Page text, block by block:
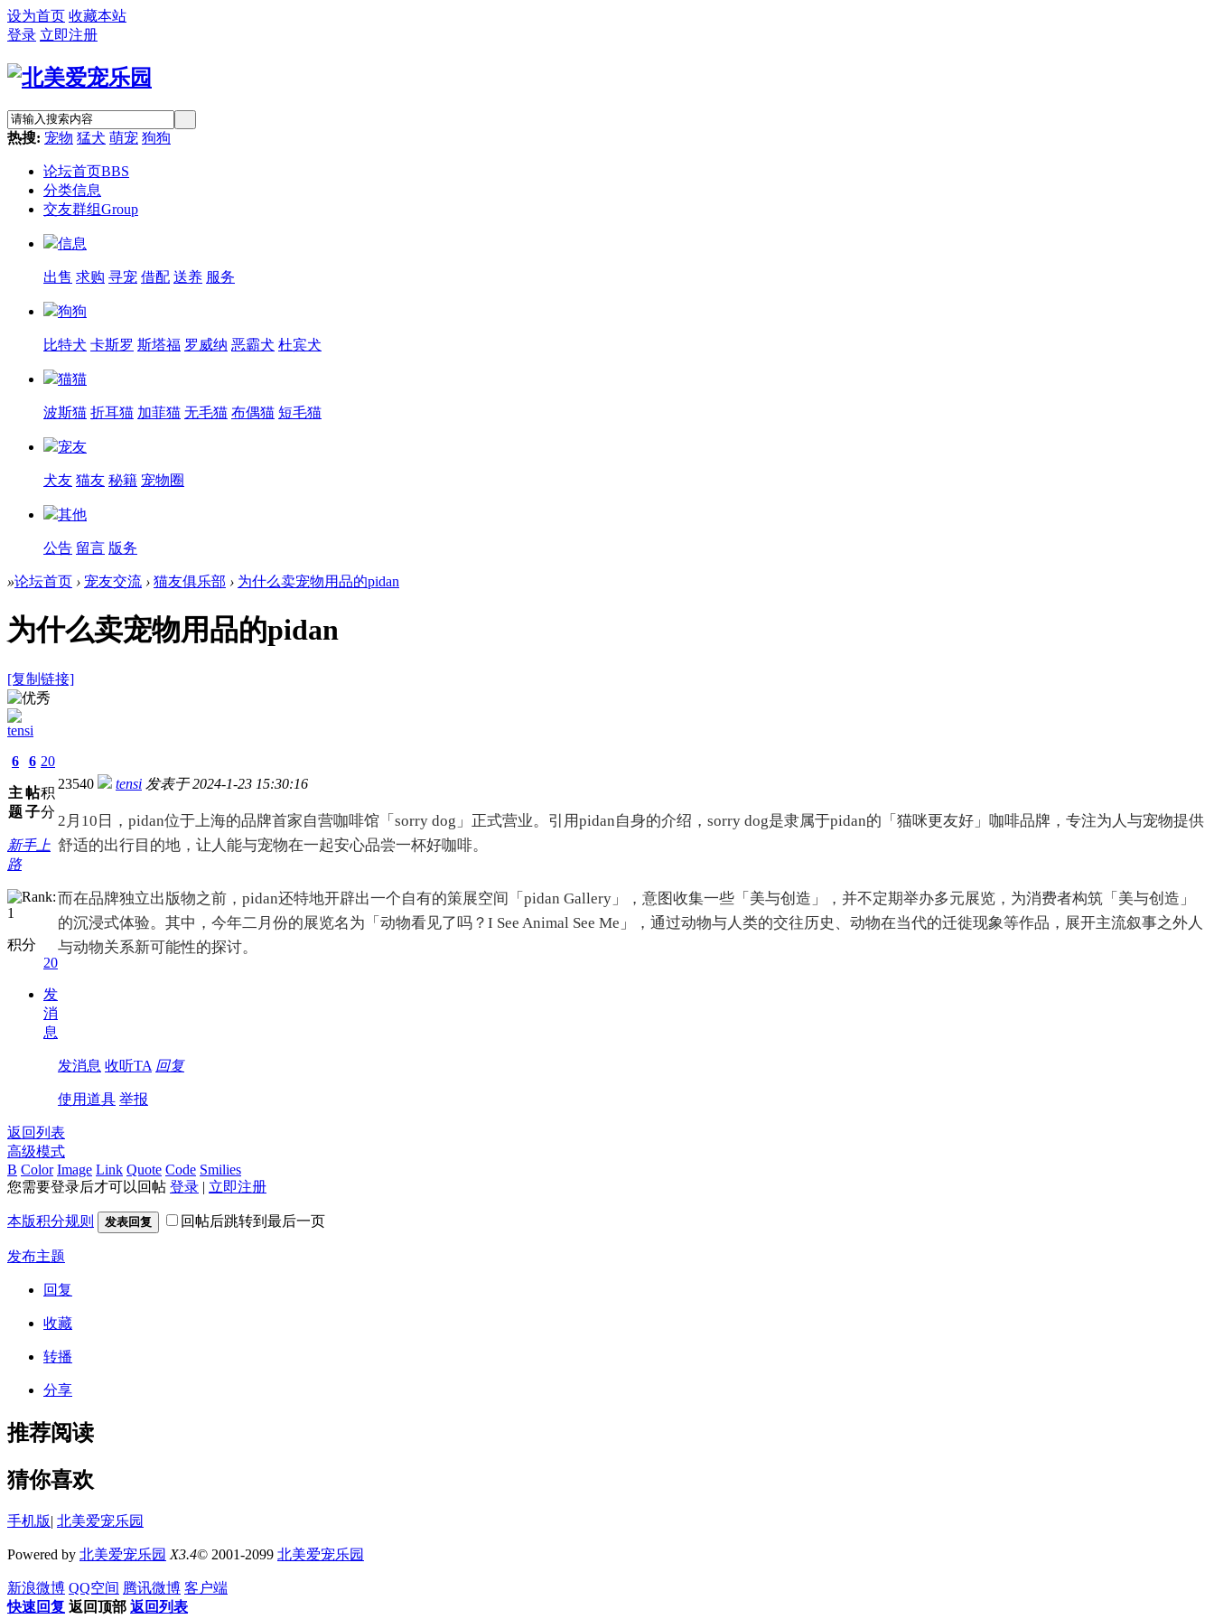
设为首页 收藏本站
登录 立即注册
热搜: 宠物 猛犬 萌宠 狗狗
论坛首页BBS
分类信息
交友群组Group
信息
出售 求购 寻宠 借配 送养 服务
狗狗
比特犬 卡斯罗 斯塔福 罗威纳 恶霸犬 杜宾犬
猫猫
波斯猫 折耳猫 加菲猫 无毛猫 布偶猫 短毛猫
宠友
犬友 猫友 秘籍 宠物圈
其他
公告 留言 版务
»论坛首页 › 宠友交流 › 猫友俱乐部 › 为什么卖宠物用品的pidan
为什么卖宠物用品的pidan
[复制链接]
tensi
6
主
题
6
帖
子
20
积
分
新手上
路
积分
20
发
消
息
23540 tensi 发表于 2024-1-23 15:30:16
2月10日，pidan位于上海的品牌首家自营咖啡馆「sorry dog」正式营业。引用pidan自身的介绍，sorry dog是隶属于pidan的「猫咪更友好」咖啡品牌，专注为人与宠物提供
舒适的出行目的地，让人能与宠物在一起安心品尝一杯好咖啡。
而在品牌独立出版物之前，pidan还特地开辟出一个自有的策展空间「pidan Gallery」，意图收集一些「美与创造」，并不定期举办多元展览，为消费者构筑「美与创造」
的沉浸式体验。其中，今年二月份的展览名为「动物看见了吗？I See Animal See Me」，通过动物与人类的交往历史、动物在当代的迁徙现象等作品，展开主流叙事之外人
与动物关系新可能性的探讨。
发消息 收听TA 回复
使用道具 举报
返回列表
高级模式
B Color Image Link Quote Code Smilies
您需要登录后才可以回帖 登录 | 立即注册
本版积分规则 发表回复 回帖后跳转到最后一页
发布主题
回复
收藏
转播
分享
推荐阅读
猜你喜欢
手机版| 北美爱宠乐园
Powered by 北美爱宠乐园 X3.4© 2001-2099 北美爱宠乐园
新浪微博 QQ空间 腾讯微博 客户端
快速回复 返回顶部 返回列表